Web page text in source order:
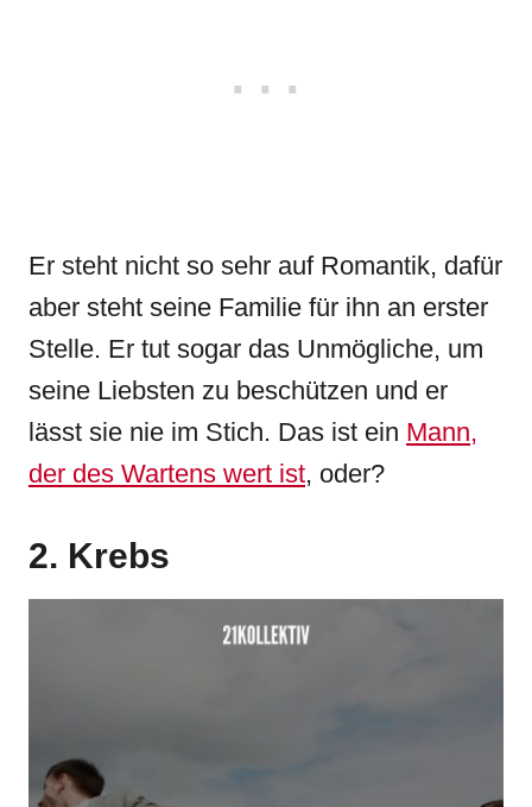
Er steht nicht so sehr auf Romantik, dafür
aber steht seine Familie für ihn an erster
Stelle. Er tut sogar das Unmögliche, um
seine Liebsten zu beschützen und er
lässt sie nie im Stich. Das ist ein Mann,
der des Wartens wert ist, oder?
2. Krebs